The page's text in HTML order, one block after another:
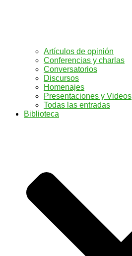
Artículos de opinión
Conferencias y charlas
Conversatorios
Discursos
Homenajes
Presentaciones y Videos
Todas las entradas
Biblioteca